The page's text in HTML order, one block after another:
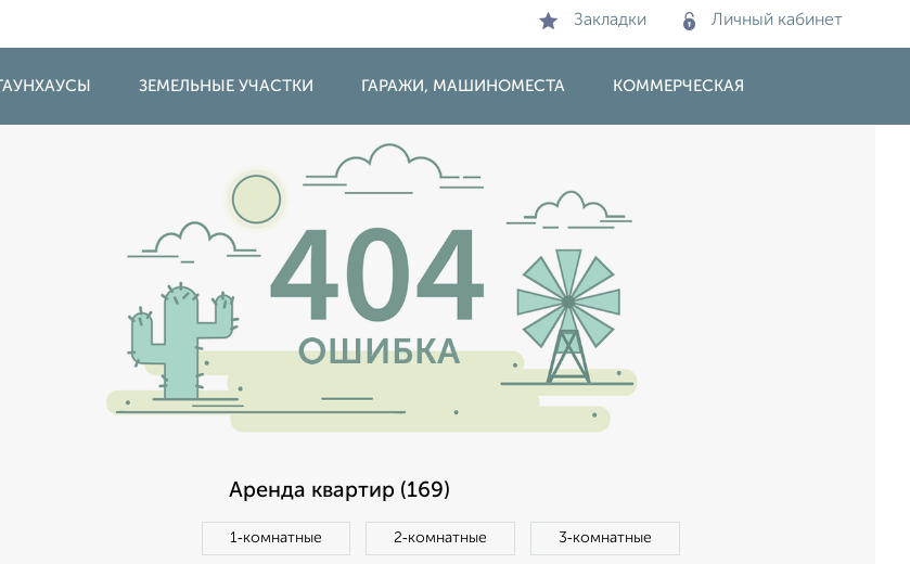
Закладки Личный кабинет
ЗЕМЕЛЬНЫЕ УЧАСТКИ ГАРАЖИ, МАШИНОМЕСТА КОММЕРЧЕСКАЯ
Аренда квартир (169)
1‑комнатные 2‑комнатные 3‑комнатные